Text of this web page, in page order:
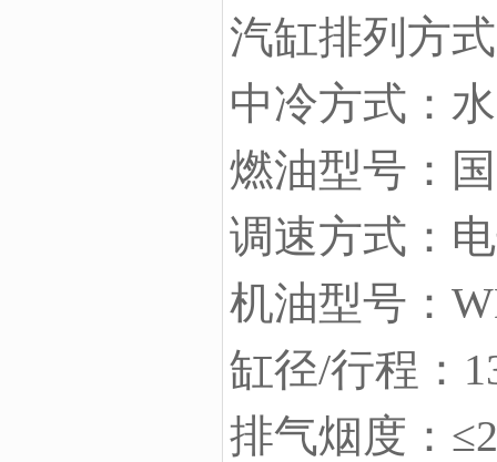
汽缸排列方
中冷方式：
燃油型号：
调速方式：
机油型号：
缸径/行程：
排气烟度：≤2